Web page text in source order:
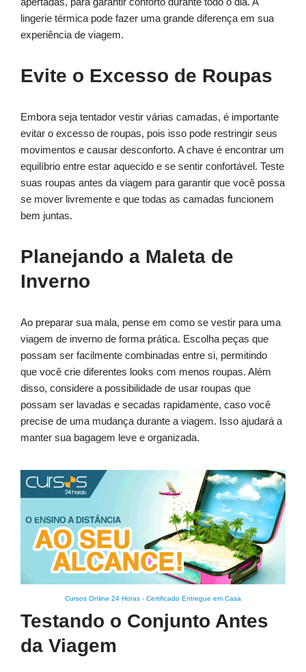
lingerie térmica pode fazer uma grande diferença em sua
experiência de viagem.
Evite o Excesso de Roupas
Embora seja tentador vestir várias camadas, é importante
evitar o excesso de roupas, pois isso pode restringir seus
movimentos e causar desconforto. A chave é encontrar um
equilíbrio entre estar aquecido e se sentir confortável. Teste
suas roupas antes da viagem para garantir que você possa
se mover livremente e que todas as camadas funcionem
bem juntas.
Planejando a Maleta de
Inverno
Ao preparar sua mala, pense em como se vestir para uma
viagem de inverno de forma prática. Escolha peças que
possam ser facilmente combinadas entre si, permitindo
que você crie diferentes looks com menos roupas. Além
disso, considere a possibilidade de usar roupas que
possam ser lavadas e secadas rapidamente, caso você
precise de uma mudança durante a viagem. Isso ajudará a
manter sua bagagem leve e organizada.
Cursos Online 24 Horas - Certificado Entregue em Casa
Testando o Conjunto Antes
da Viagem